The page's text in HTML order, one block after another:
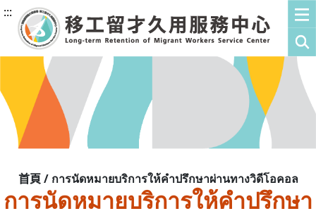
:::
首頁 / การนัดหมายบริการให้คำปรึกษาผ่านทางวิดีโอคอล
การนัดหมายบริการให้คำปรึกษา